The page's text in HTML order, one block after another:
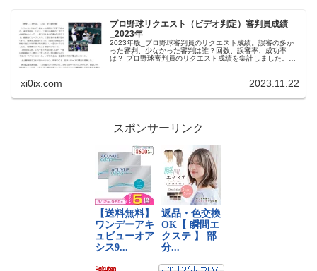
プロ野球リクエスト（ビデオ判定）審判員成績
_2023年
2023年版_プロ野球審判員のリクエスト成績。誤審の多か
った審判、少なかった審判は誰？回数、誤審率、成功率
は？ プロ野球審判員のリクエスト成績を集計しました。厳
xi0ix.com 2023.11.22
スポンサーリンク